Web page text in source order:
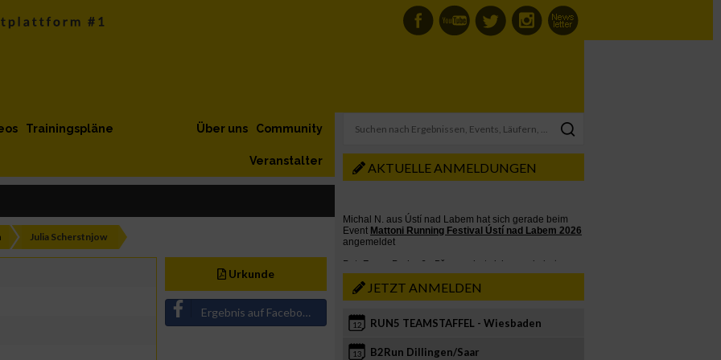
Trainingspläne Community
Über uns
Veranstalter
Julia Scherstnjow
Urkunde
Ergebnis auf Facebook teilen
AKTUELLE ANMELDUNGEN
JETZT ANMELDEN
12 RUN5 TEAMSTAFFEL - Wiesbaden
13 B2Run Dillingen/Saar